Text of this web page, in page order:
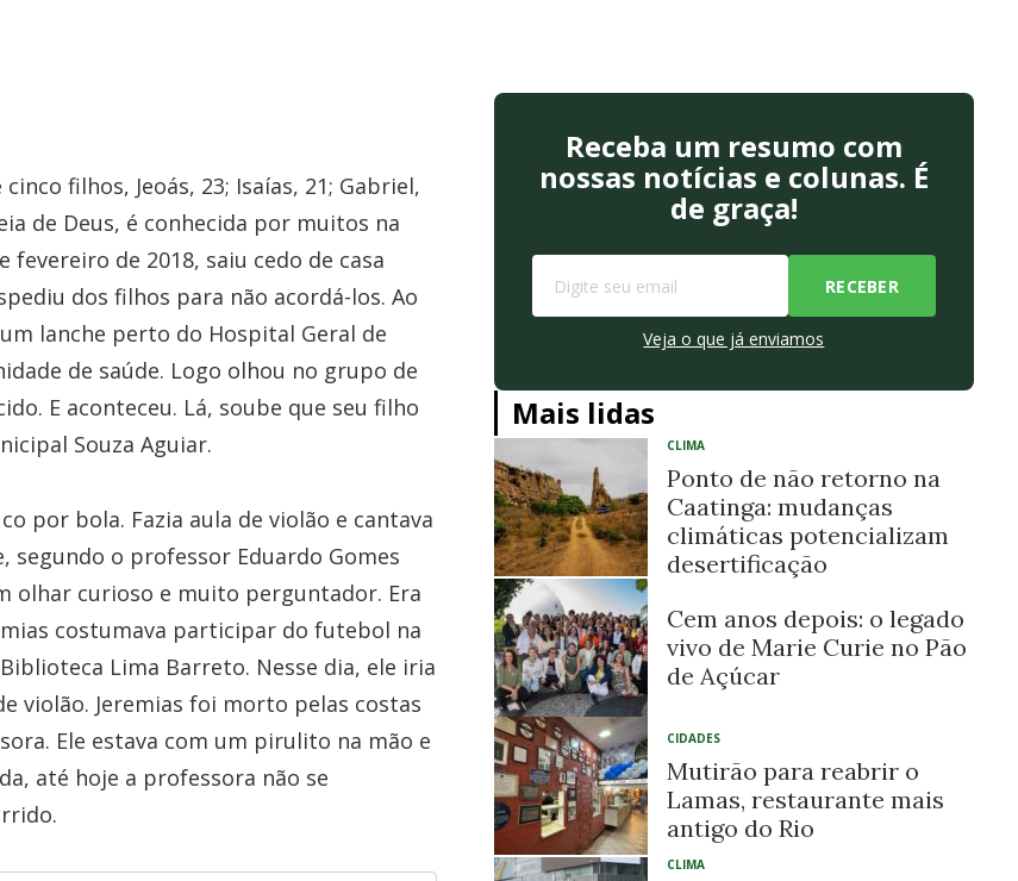
filhos, Jeoás, 23; Isaías, 21; Gabriel,
de Deus, é conhecida por muitos na
fevereiro de 2018, saiu cedo de casa
dos filhos para não acordá-los. Ao
lanche perto do Hospital Geral de
de saúde. Logo olhou no grupo de
E aconteceu. Lá, soube que seu filho
Souza Aguiar.
por bola. Fazia aula de violão e cantava
segundo o professor Eduardo Gomes
olhar curioso e muito perguntador. Era
costumava participar do futebol na
Lima Barreto. Nesse dia, ele iria
violão. Jeremias foi morto pelas costas
Ele estava com um pirulito na mão e
até hoje a professora não se
Receba um resumo com
nossas notícias e colunas. É
de graça!
Veja o que já enviamos
Mais lidas
CLIMA
Ponto de não retorno na
Caatinga: mudanças
climáticas potencializam
desertificação
Cem anos depois: o legado
vivo de Marie Curie no Pão
de Açúcar
CIDADES
Mutirão para reabrir o
Lamas, restaurante mais
antigo do Rio
CLIMA